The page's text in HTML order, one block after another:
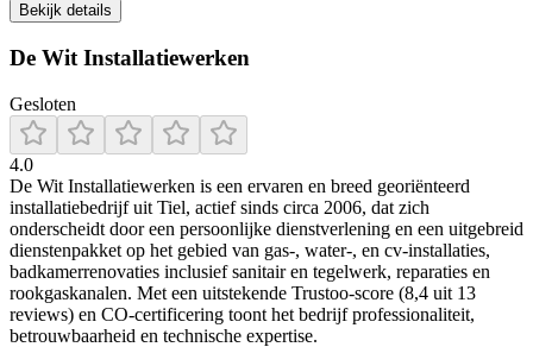
Bekijk details
De Wit Installatiewerken
Gesloten
4.0
De Wit Installatiewerken is een ervaren en breed georiënteerd
installatiebedrijf uit Tiel, actief sinds circa 2006, dat zich
onderscheidt door een persoonlijke dienstverlening en een uitgebreid
dienstenpakket op het gebied van gas-, water-, en cv‑installaties,
badkamerrenovaties inclusief sanitair en tegelwerk, reparaties en
rookgaskanalen. Met een uitstekende Trustoo-score (8,4 uit 13
reviews) en CO‑certificering toont het bedrijf professionaliteit,
betrouwbaarheid en technische expertise.